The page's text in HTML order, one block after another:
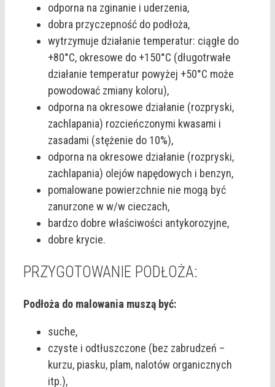
odporna na zginanie i uderzenia,
dobra przyczepność do podłoża,
wytrzymuje działanie temperatur: ciągłe do
+80°C, okresowe do +150°C (długotrwałe
działanie temperatur powyżej +50°C może
powodować zmiany koloru),
odporna na okresowe działanie (rozpryski,
zachlapania) rozcieńczonymi kwasami i
zasadami (stężenie do 10%),
odporna na okresowe działanie (rozpryski,
zachlapania) olejów napędowych i benzyn,
pomalowane powierzchnie nie mogą być
zanurzone w w/w cieczach,
bardzo dobre właściwości antykorozyjne,
dobre krycie.
PRZYGOTOWANIE PODŁOŻA:
Podłoża do malowania muszą być:
suche,
czyste i odtłuszczone (bez zabrudzeń –
kurzu, piasku, plam, nalotów organicznych
itp.),